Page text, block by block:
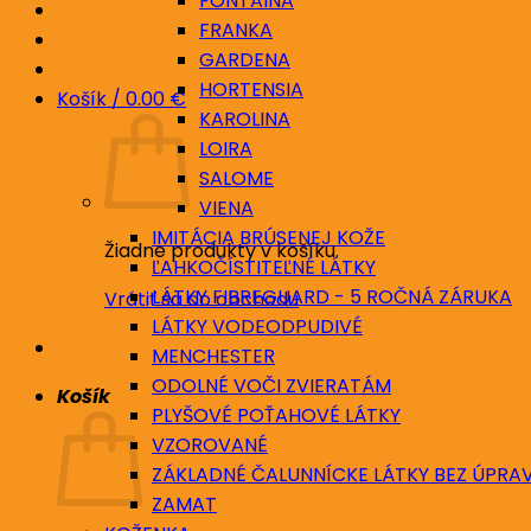
Košík / 0.00 €
Žiadne produkty v košíku.
Vrátiť sa do obchodu
Košík
FRANKA
GARDENA
HORTENSIA
KAROLINA
LOIRA
SALOME
VIENA
IMITÁCIA BRÚSENEJ KOŽE
ĽAHKOČÍSTITEĽNÉ LÁTKY
LÁTKY FIBREGUARD - 5 ROČNÁ ZÁRUKA
LÁTKY VODEODPUDIVÉ
MENCHESTER
ODOLNÉ VOČI ZVIERATÁM
PLYŠOVÉ POŤAHOVÉ LÁTKY
VZOROVANÉ
ZÁKLADNÉ ČALUNNÍCKE LÁTKY BEZ
ZAMAT